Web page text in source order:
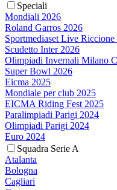
Speciali
Mondiali 2026
Roland Garros 2026
Sportmediaset Live Riccione
Scudetto Inter 2026
Olimpiadi Invernali Milano
Super Bowl 2026
Eicma 2025
Mondiale per club 2025
EICMA Riding Fest 2025
Paralimpiadi Parigi 2024
Olimpiadi Parigi 2024
Euro 2024
Squadra Serie A
Atalanta
Bologna
Cagliari